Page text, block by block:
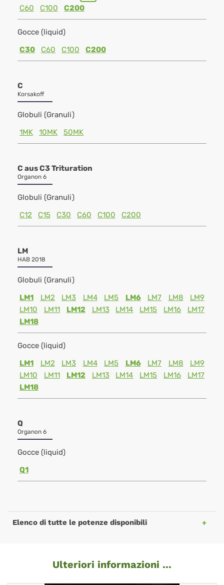
C60
C100 C200
Gocce (liquid)
C30
C60 C100 C200
C
Korsakoff
Globuli (Granuli)
1MK
10MK 50MK
C aus C3 Trituration
Organon 6
Globuli (Granuli)
C12
C15 C30 C60 C100 C200
LM
HAB 2018
Globuli (Granuli)
LM1
LM2 LM3 LM4 LM5 LM6 LM7 LM8
LM9
LM10
LM11 LM12 LM13 LM14 LM15 LM16
LM17
LM18
Gocce (liquid)
LM1
LM2 LM3 LM4 LM5 LM6 LM7 LM8
LM9
LM10
LM11 LM12 LM13 LM14 LM15 LM16
LM17
LM18
Q
Organon 6
Gocce (liquid)
Q1
Elenco di tutte le potenze disponibili
Ulteriori informazioni ...